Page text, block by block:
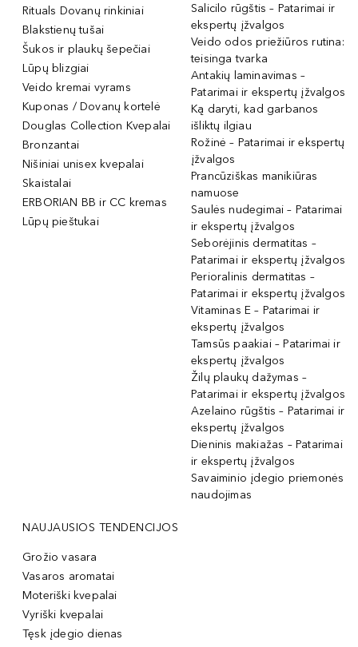
Rituals Dovanų rinkiniai
Blakstienų tušai
Šukos ir plaukų šepečiai
Lūpų blizgiai
Veido kremai vyrams
Kuponas / Dovanų kortelė
Douglas Collection Kvepalai
Bronzantai
Nišiniai unisex kvepalai
Skaistalai
ERBORIAN BB ir CC kremas
Lūpų pieštukai
Salicilo rūgštis – Patarimai ir
ekspertų įžvalgos
Veido odos priežiūros rutina:
teisinga tvarka
Antakių laminavimas –
Patarimai ir ekspertų įžvalgos
Ką daryti, kad garbanos
išliktų ilgiau
Rožinė – Patarimai ir ekspertų
įžvalgos
Prancūziškas manikiūras
namuose
Saulės nudegimai – Patarimai
ir ekspertų įžvalgos
Seborėjinis dermatitas –
Patarimai ir ekspertų įžvalgos
Perioralinis dermatitas –
Patarimai ir ekspertų įžvalgos
Vitaminas E – Patarimai ir
ekspertų įžvalgos
Tamsūs paakiai – Patarimai ir
ekspertų įžvalgos
Žilų plaukų dažymas –
Patarimai ir ekspertų įžvalgos
Azelaino rūgštis – Patarimai ir
ekspertų įžvalgos
Dieninis makiažas – Patarimai
ir ekspertų įžvalgos
Savaiminio įdegio priemonės
naudojimas
NAUJAUSIOS TENDENCIJOS
Grožio vasara
Vasaros aromatai
Moteriški kvepalai
Vyriški kvepalai
Tęsk įdegio dienas